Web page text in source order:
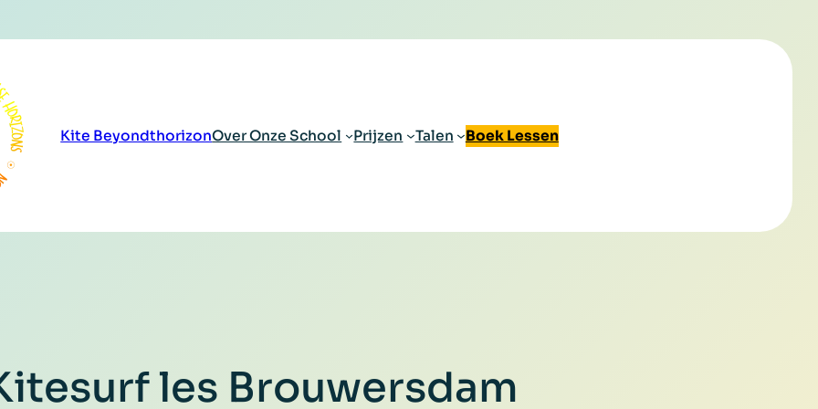
Kite BeyondthorizonOver Onze School Prijzen Talen Boek Lessen
les Brouwersdam